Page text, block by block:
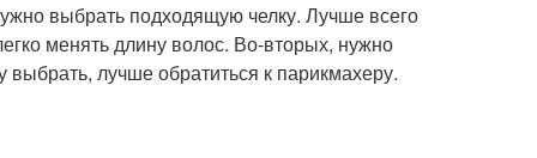
выбрать подходящую челку. Лучше всего
менять длину волос. Во-вторых, нужно
лучше обратиться к парикмахеру.